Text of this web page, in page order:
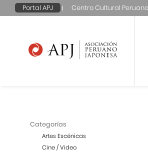
Portal APJ Centro Cultural
Categorías
Artes Escénicas
Cine / Video